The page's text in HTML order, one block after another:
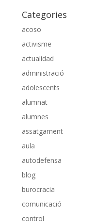
Categories
acoso
activisme
actualidad
administració
adolescents
alumnat
alumnes
assatgament
aula
autodefensa
blog
burocracia
comunicació
control